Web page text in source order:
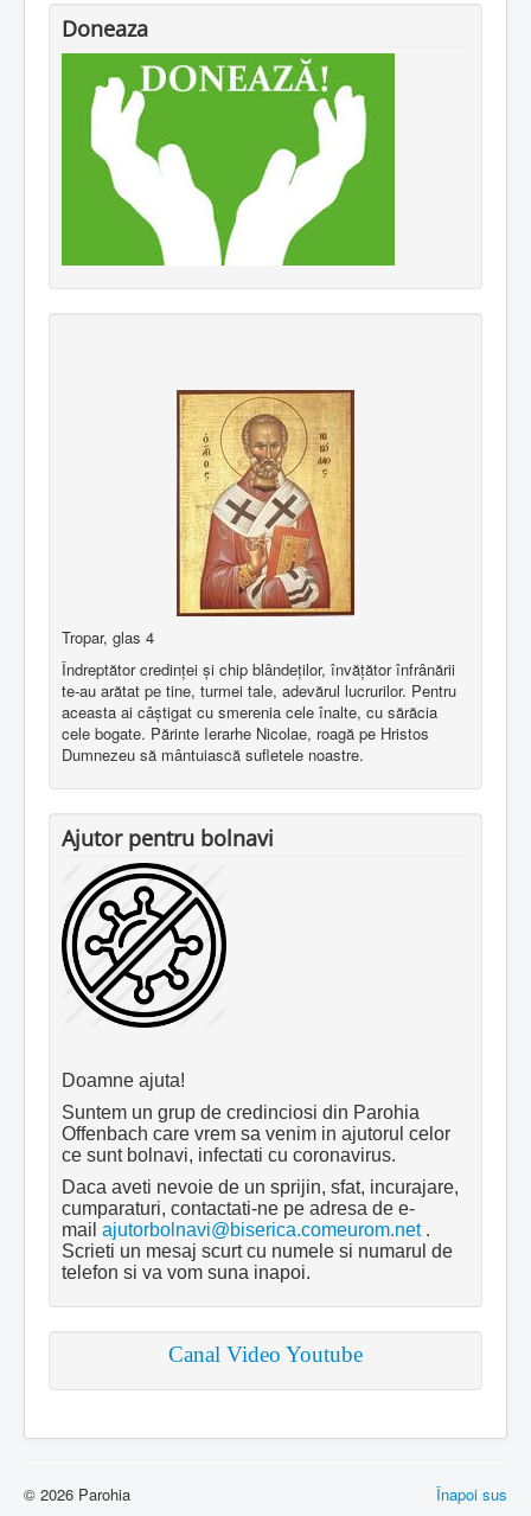
Doneaza
Tropar, glas 4
Îndreptător credinţei şi chip blândeţilor, învăţător înfrânării
te-au arătat pe tine, turmei tale, adevărul lucrurilor. Pentru
aceasta ai câştigat cu smerenia cele înalte, cu sărăcia
cele bogate. Părinte Ierarhe Nicolae, roagă pe Hristos
Dumnezeu să mântuiască sufletele noastre.
Ajutor pentru bolnavi
Doamne ajuta!
Suntem un grup de credinciosi din Parohia
Offenbach care vrem sa venim in ajutorul celor
ce sunt bolnavi, infectati cu coronavirus.
Daca aveti nevoie de un sprijin, sfat, incurajare,
cumparaturi, contactati-ne pe adresa de e-
mail ajutorbolnavi@biserica.comeurom.net.
Scrieti un mesaj scurt cu numele si numarul de
telefon si va vom suna inapoi.
Canal Video Youtube
Înapoi sus
© 2026 Parohia